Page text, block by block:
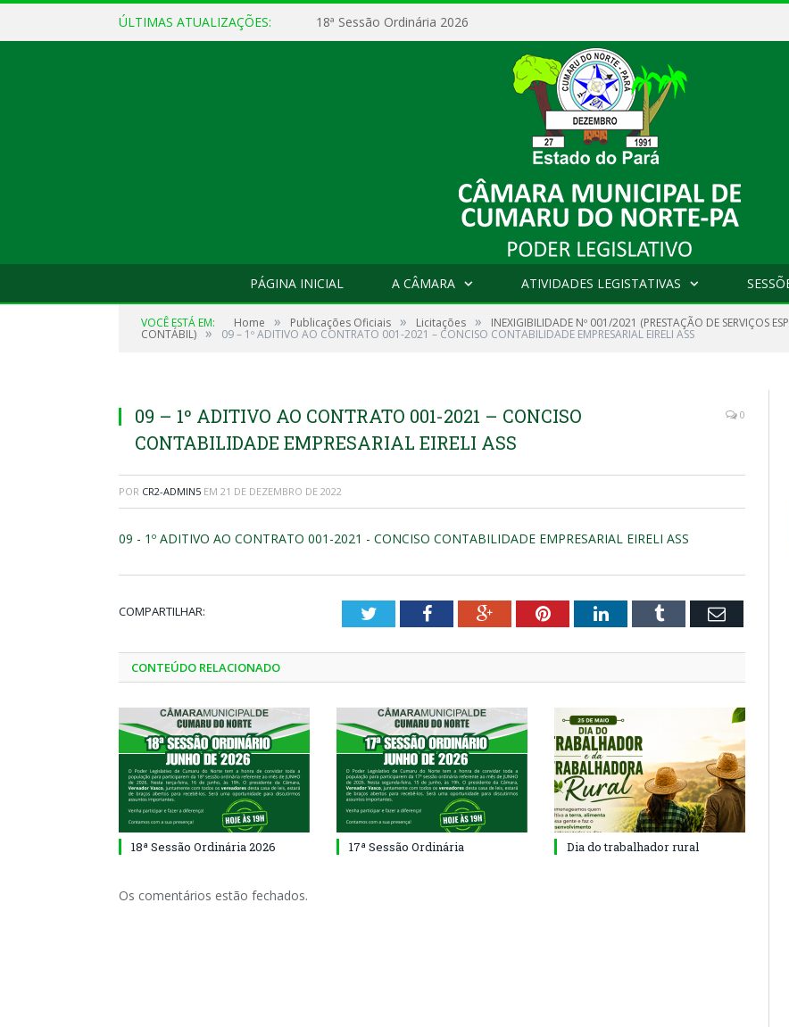
ÚLTIMAS ATUALIZAÇÕES: 18ª Sessão Ordinária 2026
PÁGINA INICIAL A CÂMARA ATIVIDADES LEGISTATIVAS
VOCÊ ESTÁ EM: Home » Publicações Oficiais » Licitações » INEXIGIBILIDADE Nº 001/2021 (PRESTAÇÃO DE SERVIÇOS
CONTÁBIL) » 09 – 1º ADITIVO AO CONTRATO 001-2021 – CONCISO CONTABILIDADE EMPRESARIAL EIRELI ASS
09 – 1º ADITIVO AO CONTRATO 001-2021 – CONCISO
CONTABILIDADE EMPRESARIAL EIRELI ASS
0
POR CR2-ADMIN5 EM 21 DE DEZEMBRO DE 2022
09 - 1º ADITIVO AO CONTRATO 001-2021 - CONCISO CONTABILIDADE EMPRESARIAL EIRELI ASS
COMPARTILHAR: TwitterFacebookGoogle+PinterestLinkedInTumblr Email
CONTEÚDO RELACIONADO
18ª Sessão Ordinária 2026 17ª Sessão Ordinária Dia do trabalhador rural
Os comentários estão fechados.